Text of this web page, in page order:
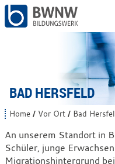
BAD HERSFELD
Für Unternehmen
Von uns
Vor Ort: Bad Hersfeld
S
e
s
i
Home Vor Ort Bad
An unserem Standort in
Schüler, junge
Migrationshintergrund